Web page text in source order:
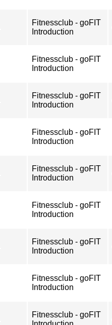
Fitnessclub - goFIT
Introduction
Fitnessclub - goFIT
Introduction
Fitnessclub - goFIT
Introduction
Fitnessclub - goFIT
Introduction
Fitnessclub - goFIT
Introduction
Fitnessclub - goFIT
Introduction
Fitnessclub - goFIT
Introduction
Fitnessclub - goFIT
Introduction
Fitnessclub - goFIT